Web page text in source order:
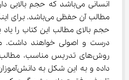
انسانی می‌باشد که حجم
حجم بالای مطالب این کتاب را یاد
روش‌های تدریس مناسب،
داده و